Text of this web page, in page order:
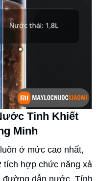
Tinh Khiết
Minh
ở mức cao nhất,
tích hợp chức năng xả